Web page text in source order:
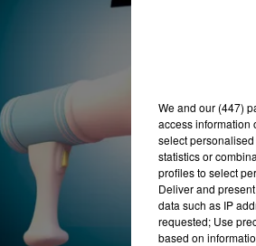
We and our (447)
access information
select
statistics or
profiles to select
Deliver and
data such as IP
requested; Use
based on